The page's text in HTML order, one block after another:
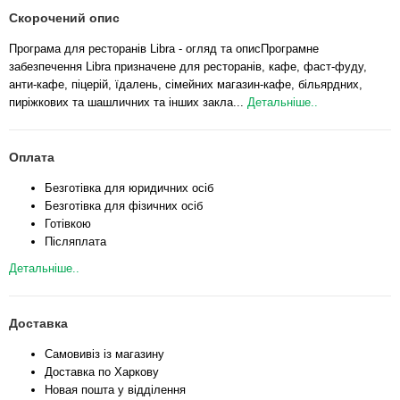
Скорочений опис
Програма для ресторанів Libra - огляд та описПрограмне
забезпечення Libra призначене для ресторанів, кафе, фаст-фуду,
анти-кафе, піцерій, їдалень, сімейних магазин-кафе, більярдних,
пиріжкових та шашличних та інших закла... Детальніше..
Оплата
Безготівка для юридичних осіб
Безготівка для фізичних осіб
Готівкою
Післяплата
Детальніше..
Доставка
Самовивіз із магазину
Доставка по Харкову
Новая пошта у відділення